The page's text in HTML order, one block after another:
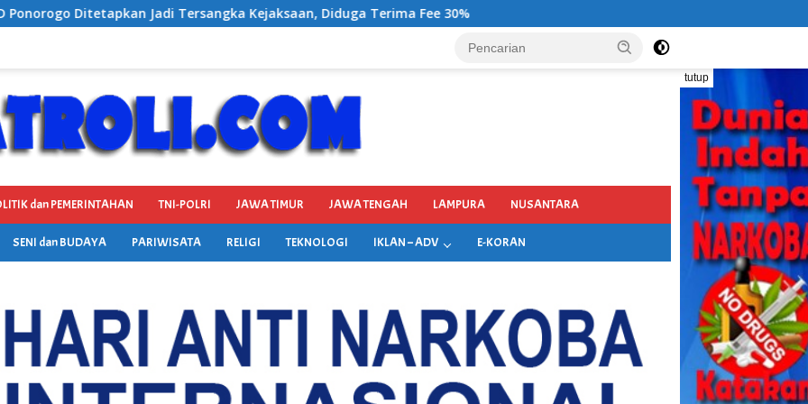
Kejaksaan, Diduga Terima Fee 30%
tutup
dan PEMERINTAHAN TNI-POLRI JAWA TIMUR JAWA TENGAH LAMPURA NUSANTARA
SENI dan BUDAYA PARIWISATA RELIGI TEKNOLOGI IKLAN – ADV E-KORAN